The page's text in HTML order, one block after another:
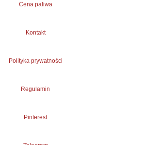
Cena paliwa
Kontakt
Polityka prywatności
Regulamin
Pinterest